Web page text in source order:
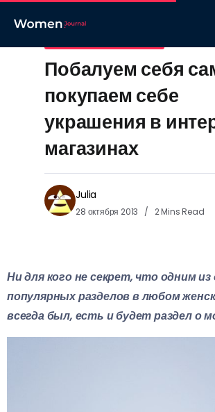
Побалуем себя
покупаем себе
украшения в
магазинах
Julia
28 октября 2013 2 Mins Read
Ни для кого не секрет, что одним
популярных разделов в любом
всегда был, есть и будет раздел о